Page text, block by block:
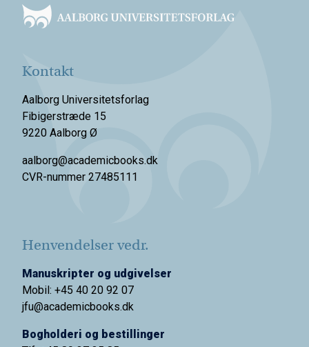
Kontakt
Aalborg Universitetsforlag
Fibigerstræde 15
9220 Aalborg Ø
aalborg@academicbooks.dk
CVR-nummer 27485111
Henvendelser vedr.
Manuskripter og udgivelser
Mobil: +45 40 20 92 07
jfu@academicbooks.dk
Bogholderi og bestillinger